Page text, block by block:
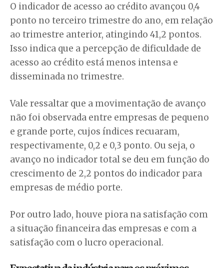
O indicador de acesso ao crédito avançou 0,4
ponto no terceiro trimestre do ano, em relação
ao trimestre anterior, atingindo 41,2 pontos.
Isso indica que a percepção de dificuldade de
acesso ao crédito está menos intensa e
disseminada no trimestre.
Vale ressaltar que a movimentação de avanço
não foi observada entre empresas de pequeno
e grande porte, cujos índices recuaram,
respectivamente, 0,2 e 0,3 ponto. Ou seja, o
avanço no indicador total se deu em função do
crescimento de 2,2 pontos do indicador para
empresas de médio porte.
Por outro lado, houve piora na satisfação com
a situação financeira das empresas e com a
satisfação com o lucro operacional.